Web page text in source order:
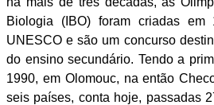
Biologia (IBO) foram criadas
UNESCO e são um concurso
do ensino secundário. Tendo a
1990, em Olomouc, na então
seis países, conta hoje, passadas